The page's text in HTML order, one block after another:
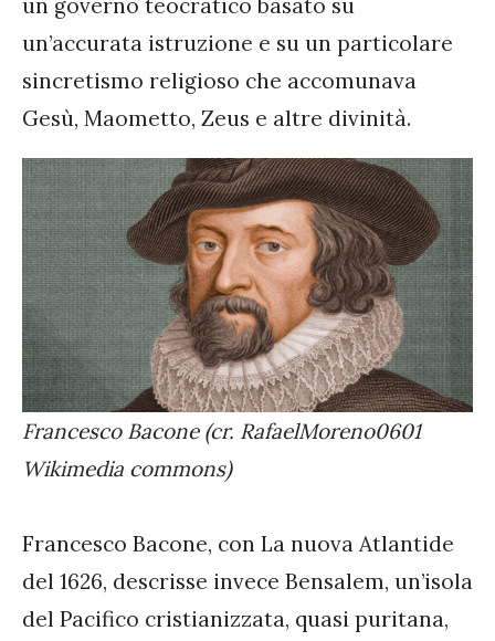
un governo teocratico basato su
un’accurata istruzione e su un particolare
sincretismo religioso che accomunava
Gesù, Maometto, Zeus e altre divinità.
Francesco Bacone (cr. RafaelMoreno0601
Wikimedia commons)
Francesco Bacone, con La nuova Atlantide
del 1626, descrisse invece Bensalem, un’isola
del Pacifico cristianizzata, quasi puritana,